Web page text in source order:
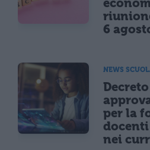
6
NEWS
per la
nei